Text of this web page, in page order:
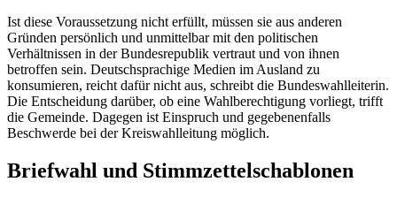
Ist diese Voraussetzung nicht erfüllt, müssen sie aus anderen
Gründen persönlich und unmittelbar mit den politischen
Verhältnissen in der Bundesrepublik vertraut und von ihnen
betroffen sein. Deutschsprachige Medien im Ausland zu
konsumieren, reicht dafür nicht aus, schreibt die Bundeswahlleiterin.
Die Entscheidung darüber, ob eine Wahlberechtigung vorliegt, trifft
die Gemeinde. Dagegen ist Einspruch und gegebenenfalls
Beschwerde bei der Kreiswahlleitung möglich.
Briefwahl und Stimmzettelschablonen